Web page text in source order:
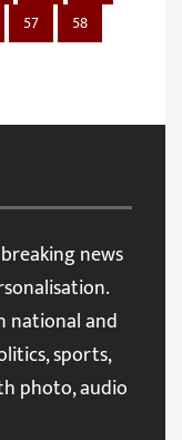
57
58
news
national and
sports,
photo, audio